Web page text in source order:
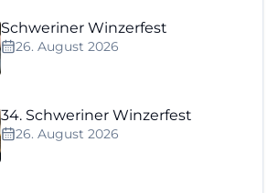
Schweriner Winzerfest
26. August 2026
34. Schweriner Winzerfest
26. August 2026